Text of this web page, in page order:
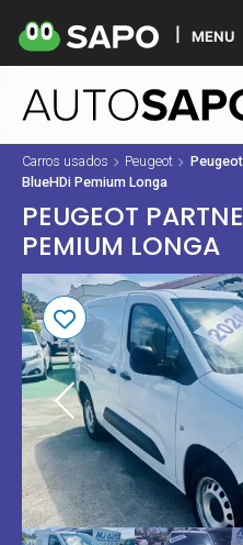
MENU
Carros usados Peugeot
BlueHDi Pemium Longa
PEUGEOT
PEMIUM LONGA